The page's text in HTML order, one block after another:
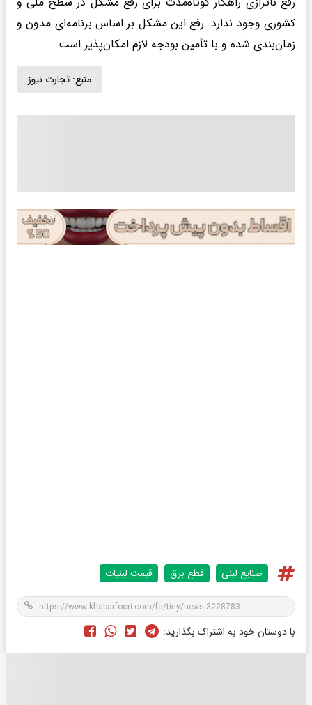
کشوری وجود ندارد. رفع این مشکل بر اساس برنامه‌ای مدون و
زمان‌بندی شده و با تأمین بودجه لازم امکان‌پذیر است.
منبع: تجارت نیوز
صنایع لبنی قطع برق قیمت لبنیات
با دوستان خود به اشتراک بگذارید: